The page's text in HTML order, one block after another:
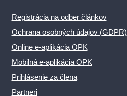
Registrácia na odber článkov
Ochrana osobných údajov (GDPR)
Online e-aplikácia OPK
Mobilná e-aplikácia OPK
Prihlásenie za člena
Partneri